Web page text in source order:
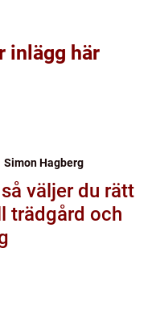
inlägg här
Simon Hagberg
trädgård och